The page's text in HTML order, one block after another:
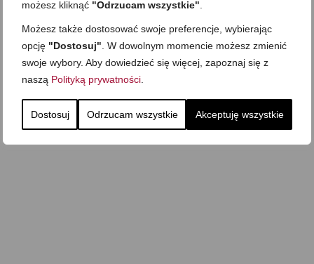
możesz kliknąć "Odrzucam wszystkie"
Możesz także dostosować swoje preferencje, wybierając
opcję "Dostosuj" . W dowolnym momencie możesz zmienić
swoje wybory. Aby dowiedzieć się więcej, zapoznaj się z
naszą Polityką prywatności
Dostosuj Odrzucam wszystkie Akceptuję wszystkie